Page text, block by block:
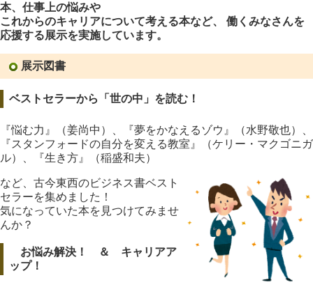
本、 仕事上の悩みや
これからのキャリアについて考える本など、
働くみなさんを
応援する展示を実施しています。
展示図書
ベストセラーから「世の中」を読む！
『悩む力』（姜尚中）、『夢をかなえるゾウ』（水野敬也）、
『スタンフォードの自分を変える教室』（ケリー・マクゴニガ
ル）、『生き方』（稲盛和夫）
など、古今東西のビジネス書ベスト
セラーを集めました！
気になっていた本を見つけてみませ
んか？
お悩み解決！ ＆ キャリアア
ップ！